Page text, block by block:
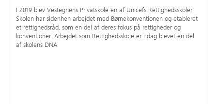
I 2019 blev Vestegnens Privatskole en af Unicefs Rettighedsskoler.
Skolen har sidenhen arbejdet med Børnekonventionen og etableret
et rettighedsråd, som en del af deres fokus på rettigheder og
konventioner. Arbejdet som Rettighedsskole er i dag blevet en del
af skolens DNA.